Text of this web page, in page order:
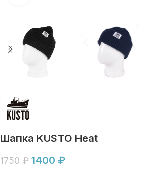
Шапка KUSTO Heat
1750₽ 1400 ₽